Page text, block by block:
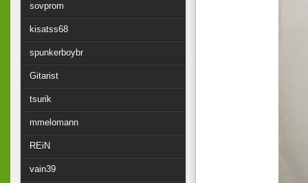
sovprom
kisatss68
spunkerboybr
Gitarist
tsurik
mmelomann
REiN
vain39